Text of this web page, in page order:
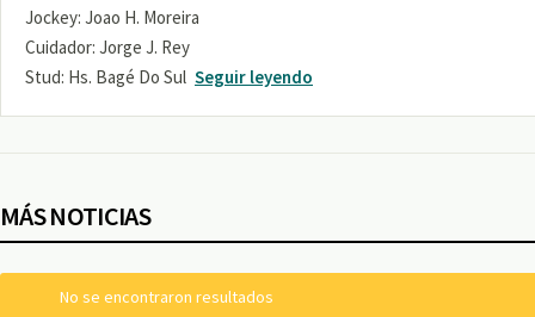
Jockey: Joao H. Moreira
Cuidador: Jorge J. Rey
Stud: Hs. Bagé Do Sul Seguir leyendo
MÁS NOTICIAS
No se encontraron resultados